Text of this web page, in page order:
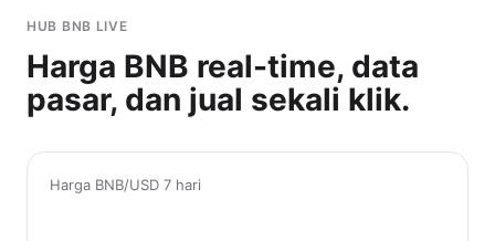
HUB BNB LIVE
Harga BNB real-time, data
pasar, dan jual sekali klik.
Harga BNB/USD 7 hari